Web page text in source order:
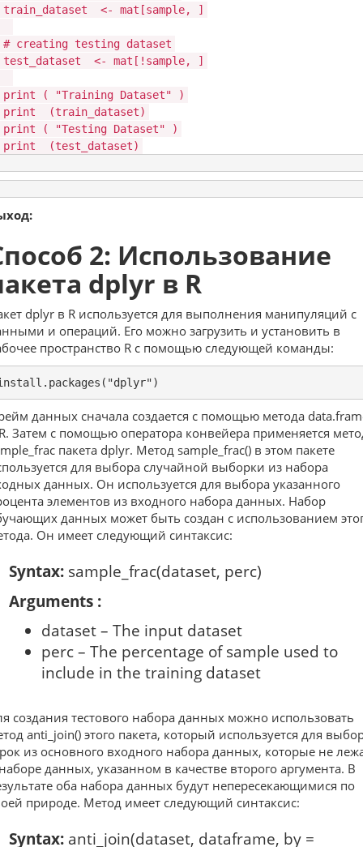
train_dataset <- mat[sample, ]
# creating testing dataset
test_dataset <- mat[!sample, ]
print ( "Training Dataset"
)
print
(train_dataset)
print
( "Testing Dataset"
)
print
(test_dataset)
2: Использование
dplyr в R
dplyr в R используется для выполнения манипуляций с
и операций. Его можно загрузить и установить в
пространство R с помощью следующей команды:
данных сначала создается с помощью метода
Затем с помощью оператора конвейера применяется
пакета dplyr. Метод sample_frac() в этом пакете
для выбора случайной выборки из набора
данных. Он используется для выбора указанного
элементов из входного набора данных. Набор
данных может быть создан с использованием
Он имеет следующий синтаксис:
Syntax: sample_frac(dataset, perc)
Arguments :
dataset – The input dataset
perc – The percentage of sample used to
include in the training dataset
создания тестового набора данных можно использовать
anti_join() этого пакета, который используется для
из основного входного набора данных, которые не
данных, указанном в качестве второго аргумента. В
оба набора данных будут непересекающимися по
природе. Метод имеет следующий синтаксис:
Syntax: anti_join(dataset, dataframe, by =